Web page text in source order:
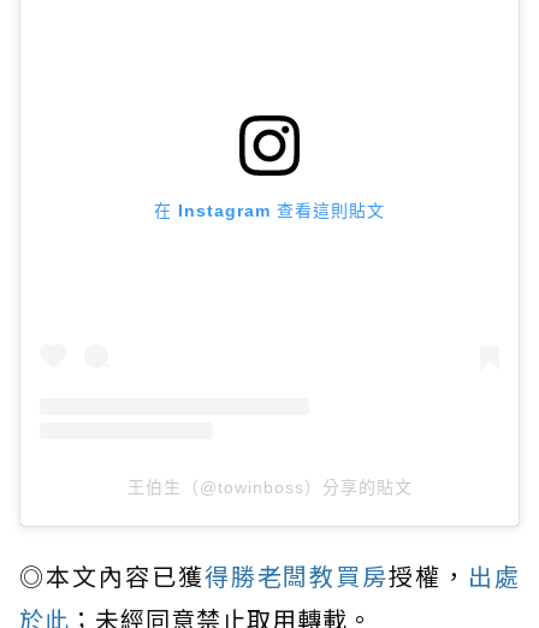
在 Instagram 查看這則貼文
王伯生（@towinboss）分享的貼文
◎本文內容已獲得勝老闆教買房授權， 出處
於此 ；未經同意禁止取用轉載。